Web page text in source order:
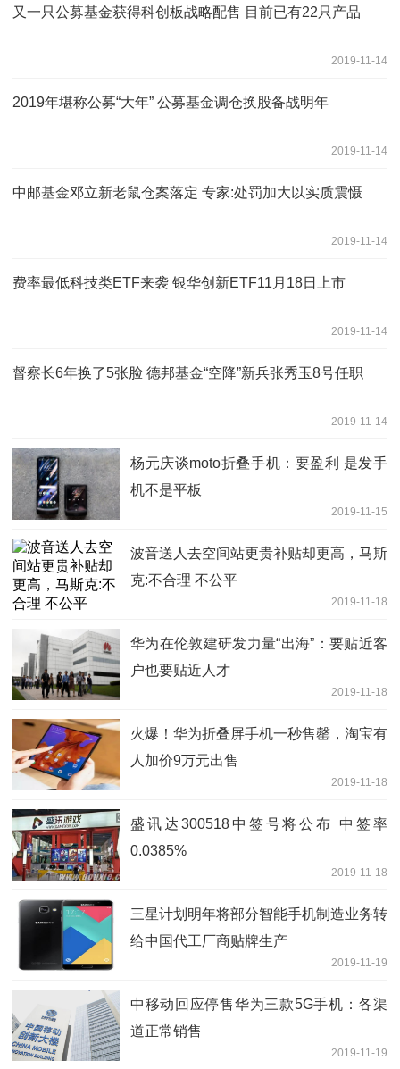
又一只公募基金获得科创板战略配售 目前已有22只产品
2019-11-14
2019年堪称公募“大年” 公募基金调仓换股备战明年
2019-11-14
中邮基金邓立新老鼠仓案落定 专家:处罚加大以实质震慑
2019-11-14
费率最低科技类ETF来袭 银华创新ETF11月18日上市
2019-11-14
督察长6年换了5张脸 德邦基金“空降”新兵张秀玉8号任职
2019-11-14
杨元庆谈moto折叠手机：要盈利 是发手
机不是平板
2019-11-15
波音送人去空间站更贵补贴却更高，马斯
克:不合理 不公平
2019-11-18
华为在伦敦建研发力量“出海”：要贴近客
户也要贴近人才
2019-11-18
火爆！华为折叠屏手机一秒售罄，淘宝有
人加价9万元出售
2019-11-18
盛讯达300518中签号将公布 中签率
0.0385%
2019-11-18
三星计划明年将部分智能手机制造业务转
给中国代工厂商贴牌生产
2019-11-19
中移动回应停售华为三款5G手机：各渠
道正常销售
2019-11-19